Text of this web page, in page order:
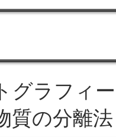
グラフィ
質の分離